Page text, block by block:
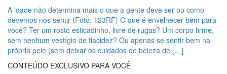
A idade não determina mais o que a gente deve ser ou como
devemos nos sentir (Foto: 123RF) O que é envelhecer bem para
você? Ter um rosto esticadinho, livre de rugas? Um corpo firme,
sem nenhum vestígio de flacidez? Ou apenas se sentir bem na
própria pele (sem deixar os cuidados de beleza de […]
CONTEÚDO EXCLUSIVO PARA VOCÊ